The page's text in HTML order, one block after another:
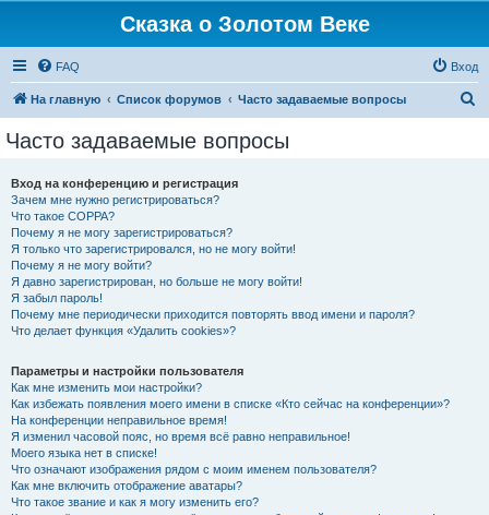
Сказка о Золотом Веке
FAQ Вход
На главную Список форумов Часто задаваемые вопросы
Часто задаваемые вопросы
Вход на конференцию и регистрация
Зачем мне нужно регистрироваться?
Что такое COPPA?
Почему я не могу зарегистрироваться?
Я только что зарегистрировался, но не могу войти!
Почему я не могу войти?
Я давно зарегистрирован, но больше не могу войти!
Я забыл пароль!
Почему мне периодически приходится повторять ввод имени и пароля?
Что делает функция «Удалить cookies»?
Параметры и настройки пользователя
Как мне изменить мои настройки?
Как избежать появления моего имени в списке «Кто сейчас на конференции»?
На конференции неправильное время!
Я изменил часовой пояс, но время всё равно неправильное!
Моего языка нет в списке!
Что означают изображения рядом с моим именем пользователя?
Как мне включить отображение аватары?
Что такое звание и как я могу изменить его?